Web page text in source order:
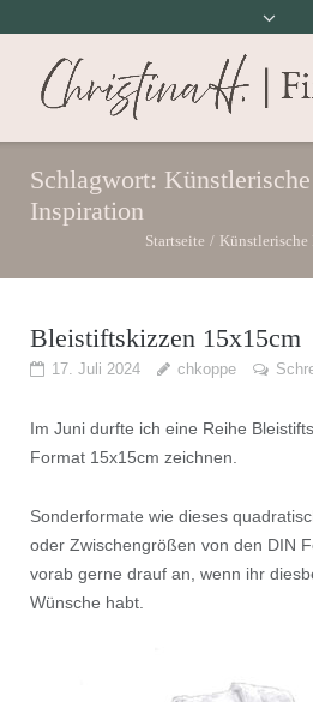
Schlagwort: Künstlerische
Inspiration
Startseite /
Bleistiftskizzen 15x15cm
17. Juli 2024 chkoppe
Im Juni durfte ich eine Reihe
Format 15x15cm zeichnen.
Sonderformate wie dieses
oder Zwischengrößen von den DIN
vorab gerne drauf an, wenn ihr
Wünsche habt.